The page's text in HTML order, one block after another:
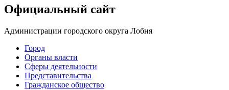
Официальный сайт
Администрации городского округа Лобня
Город
Органы власти
Сферы деятельности
Представительства
Гражданское общество